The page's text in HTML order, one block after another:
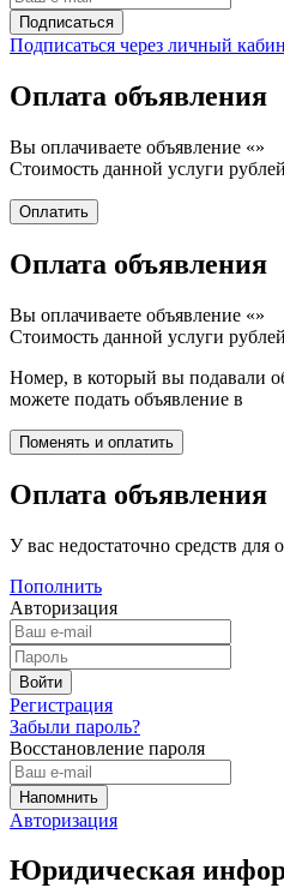
Подписаться через личный
Оплата объявления
Вы оплачиваете объявление «»
Стоимость данной услуги рублей
Оплата объявления
Вы оплачиваете объявление «»
Стоимость данной услуги рублей
Номер, в который вы подавали
можете подать объявление в
Оплата объявления
У вас недостаточно средств для
Пополнить
Авторизация
Регистрация
Забыли пароль?
Восстановление пароля
Авторизация
Юридическая